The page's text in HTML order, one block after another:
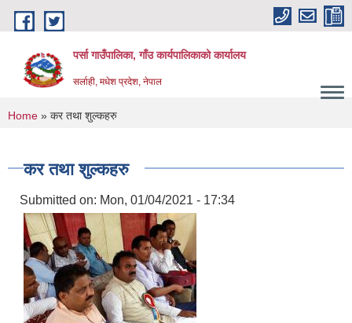
Skip to main content
पर्सा गाउँपालिका, गाँउ कार्यपालिकाको कार्यालय
सर्लाही, मधेश प्रदेश, नेपाल
You are here
Home » कर तथा शुल्कहरु
कर तथा शुल्कहरु
Submitted on: Mon, 01/04/2021 - 17:34